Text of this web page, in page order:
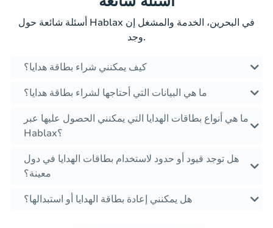
أسئلة شائعة حول Hablax في البحرين، الخدمة والمشغل إن
وجد.
كيف يمكنني شراء بطاقة هدايا؟
ما هي البيانات التي أحتاجها لشراء بطاقة هدايا؟
ما هي أنواع بطاقات الهدايا التي يمكنني الحصول عليها عبر
Hablax؟
هل توجد قيود أو حدود لاستخدام بطاقات الهدايا في دول
معينة؟
هل يمكنني إعادة بطاقة الهدايا أو استبدالها؟